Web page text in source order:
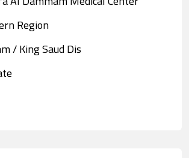
Region
/ King Saud Dis